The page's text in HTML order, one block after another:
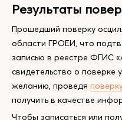
Результаты
Прошедший поверку
области ГРОЕИ, что
записью в реестре ФГИС
свидетельство о поверке
желанию, проведя
получить в качестве
Чтобы записаться или